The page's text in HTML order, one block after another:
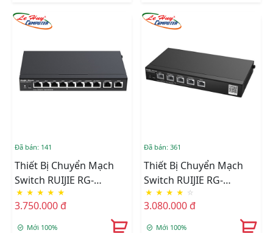
Đã bán: 141
Thiết Bị Chuyển Mạch
Switch RUIJIE RG-
EG310GH-P-E 10-Port
High Performance Cloud
Managed PoE
★ ★ ★ ★ ★
3.750.000 đ
Mới 100%
Đã bán: 361
Thiết Bị Chuyển Mạch
Switch RUIJIE RG-
EG305GH-P-E 5-Port
High Performance Cloud
Managed PoE
★ ★ ★ ★ ☆
3.080.000 đ
Mới 100%